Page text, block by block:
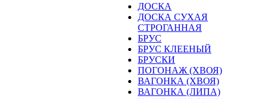
ДОСКА
ДОСКА СУХАЯ
СТРОГАННАЯ
БРУС
БРУС КЛЕЕНЫЙ
БРУСКИ
ПОГОНАЖ (ХВОЯ)
ВАГОНКА (ХВОЯ)
ВАГОНКА (ЛИПА)